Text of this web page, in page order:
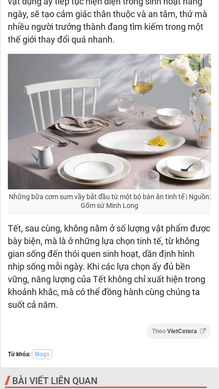
ngày, sẽ tạo cảm giác thân thuộc và an tâm, thứ mà
nhiều người trưởng thành đang tìm kiếm trong một
thế giới thay đổi quá nhanh.
Những bữa cơm sum vầy bắt đầu từ một bộ bàn ăn tinh tế | Nguồn:
Gốm sứ Minh Long
Tết, sau cùng, không nằm ở số lượng vật phẩm được
bày biện, mà là ở những lựa chọn tinh tế, từ không
gian sống đến thói quen sinh hoạt, dần định hình
nhịp sống mỗi ngày. Khi các lựa chọn ấy đủ bền
vững, năng lượng của Tết không chỉ xuất hiện trong
khoảnh khắc, mà có thể đồng hành cùng chúng ta
suốt cả năm.
Theo VietCetera
Từ khóa: Blogs
BÀI VIẾT LIÊN QUAN